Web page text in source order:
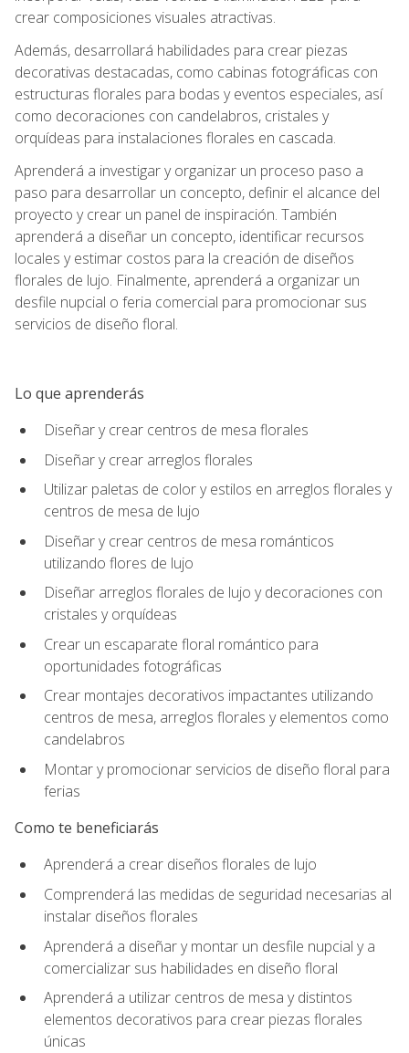
crear composiciones visuales atractivas.
Además, desarrollará habilidades para crear piezas
decorativas destacadas, como cabinas fotográficas con
estructuras florales para bodas y eventos especiales, así
como decoraciones con candelabros, cristales y
orquídeas para instalaciones florales en cascada.
Aprenderá a investigar y organizar un proceso paso a
paso para desarrollar un concepto, definir el alcance del
proyecto y crear un panel de inspiración. También
aprenderá a diseñar un concepto, identificar recursos
locales y estimar costos para la creación de diseños
florales de lujo. Finalmente, aprenderá a organizar un
desfile nupcial o feria comercial para promocionar sus
servicios de diseño floral.
Lo que aprenderás
Diseñar y crear centros de mesa florales
Diseñar y crear arreglos florales
Utilizar paletas de color y estilos en arreglos florales y
centros de mesa de lujo
Diseñar y crear centros de mesa románticos
utilizando flores de lujo
Diseñar arreglos florales de lujo y decoraciones con
cristales y orquídeas
Crear un escaparate floral romántico para
oportunidades fotográficas
Crear montajes decorativos impactantes utilizando
centros de mesa, arreglos florales y elementos como
candelabros
Montar y promocionar servicios de diseño floral para
ferias
Como te beneficiarás
Aprenderá a crear diseños florales de lujo
Comprenderá las medidas de seguridad necesarias al
instalar diseños florales
Aprenderá a diseñar y montar un desfile nupcial y a
comercializar sus habilidades en diseño floral
Aprenderá a utilizar centros de mesa y distintos
elementos decorativos para crear piezas florales
únicas